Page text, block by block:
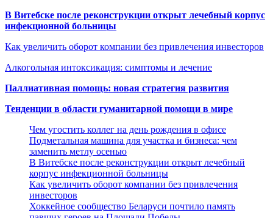
В Витебске после реконструкции открыт лечебный корпус
инфекционной больницы
Как увеличить оборот компании без привлечения инвесторов
Алкогольная интоксикация: симптомы и лечение
Паллиативная помощь: новая стратегия развития
Тенденции в области гуманитарной помощи в мире
Чем угостить коллег на день рождения в офисе
Подметальная машина для участка и бизнеса: чем
заменить метлу осенью
В Витебске после реконструкции открыт лечебный
корпус инфекционной больницы
Как увеличить оборот компании без привлечения
инвесторов
Хоккейное сообщество Беларуси почтило память